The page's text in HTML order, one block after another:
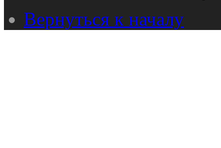
Вернуться к началу